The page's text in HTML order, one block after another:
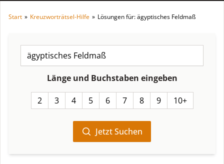
Start » Kreuzworträtsel-Hilfe » Lösungen für: ägyptisches Feldmaß
Länge und Buchstaben eingeben
2 3 4 5 6 7 8 9 10+
Jetzt Suchen